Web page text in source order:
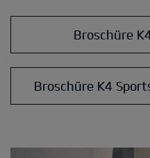
Broschüre
Broschüre K4